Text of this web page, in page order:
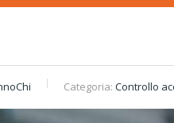
Categoria: Controllo